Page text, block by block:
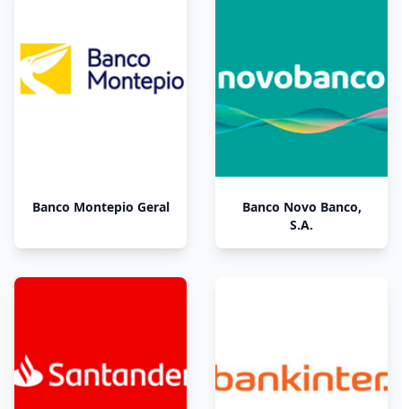
Banco Montepio Geral
Banco Novo Banco,
S.A.